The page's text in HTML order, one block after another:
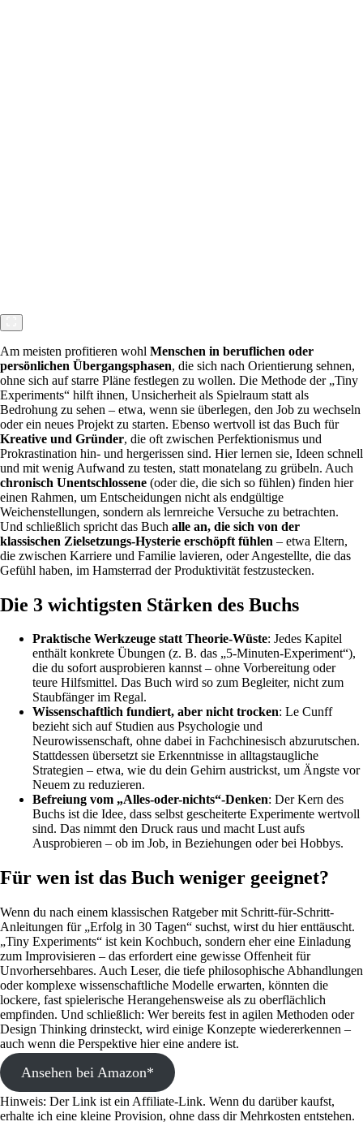
Am meisten profitieren wohl Menschen in beruflichen oder
persönlichen Übergangsphasen, die sich nach Orientierung sehnen,
ohne sich auf starre Pläne festlegen zu wollen. Die Methode der „Tiny
Experiments“ hilft ihnen, Unsicherheit als Spielraum statt als
Bedrohung zu sehen – etwa, wenn sie überlegen, den Job zu wechseln
oder ein neues Projekt zu starten. Ebenso wertvoll ist das Buch für
Kreative und Gründer, die oft zwischen Perfektionismus und
Prokrastination hin- und hergerissen sind. Hier lernen sie, Ideen schnell
und mit wenig Aufwand zu testen, statt monatelang zu grübeln. Auch
chronisch Unentschlossene (oder die, die sich so fühlen) finden hier
einen Rahmen, um Entscheidungen nicht als endgültige
Weichenstellungen, sondern als lernreiche Versuche zu betrachten.
Und schließlich spricht das Buch alle an, die sich von der
klassischen Zielsetzungs-Hysterie erschöpft fühlen – etwa Eltern,
die zwischen Karriere und Familie lavieren, oder Angestellte, die das
Gefühl haben, im Hamsterrad der Produktivität festzustecken.
Die 3 wichtigsten Stärken des Buchs
Praktische Werkzeuge statt Theorie-Wüste: Jedes Kapitel
enthält konkrete Übungen (z. B. das „5-Minuten-Experiment“),
die du sofort ausprobieren kannst – ohne Vorbereitung oder
teure Hilfsmittel. Das Buch wird so zum Begleiter, nicht zum
Staubfänger im Regal.
Wissenschaftlich fundiert, aber nicht trocken: Le Cunff
bezieht sich auf Studien aus Psychologie und
Neurowissenschaft, ohne dabei in Fachchinesisch abzurutschen.
Stattdessen übersetzt sie Erkenntnisse in alltagstaugliche
Strategien – etwa, wie du dein Gehirn austrickst, um Ängste vor
Neuem zu reduzieren.
Befreiung vom „Alles-oder-nichts“-Denken: Der Kern des
Buchs ist die Idee, dass selbst gescheiterte Experimente wertvoll
sind. Das nimmt den Druck raus und macht Lust aufs
Ausprobieren – ob im Job, in Beziehungen oder bei Hobbys.
Für wen ist das Buch weniger geeignet?
Wenn du nach einem klassischen Ratgeber mit Schritt-für-Schritt-
Anleitungen für „Erfolg in 30 Tagen“ suchst, wirst du hier enttäuscht.
„Tiny Experiments“ ist kein Kochbuch, sondern eher eine Einladung
zum Improvisieren – das erfordert eine gewisse Offenheit für
Unvorhersehbares. Auch Leser, die tiefe philosophische Abhandlungen
oder komplexe wissenschaftliche Modelle erwarten, könnten die
lockere, fast spielerische Herangehensweise als zu oberflächlich
empfinden. Und schließlich: Wer bereits fest in agilen Methoden oder
Design Thinking drinsteckt, wird einige Konzepte wiedererkennen –
auch wenn die Perspektive hier eine andere ist.
Ansehen bei Amazon*
Hinweis: Der Link ist ein Affiliate-Link. Wenn du darüber kaufst,
erhalte ich eine kleine Provision, ohne dass dir Mehrkosten entstehen.